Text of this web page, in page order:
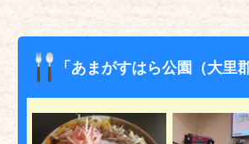
「あまがすはら公園（大里